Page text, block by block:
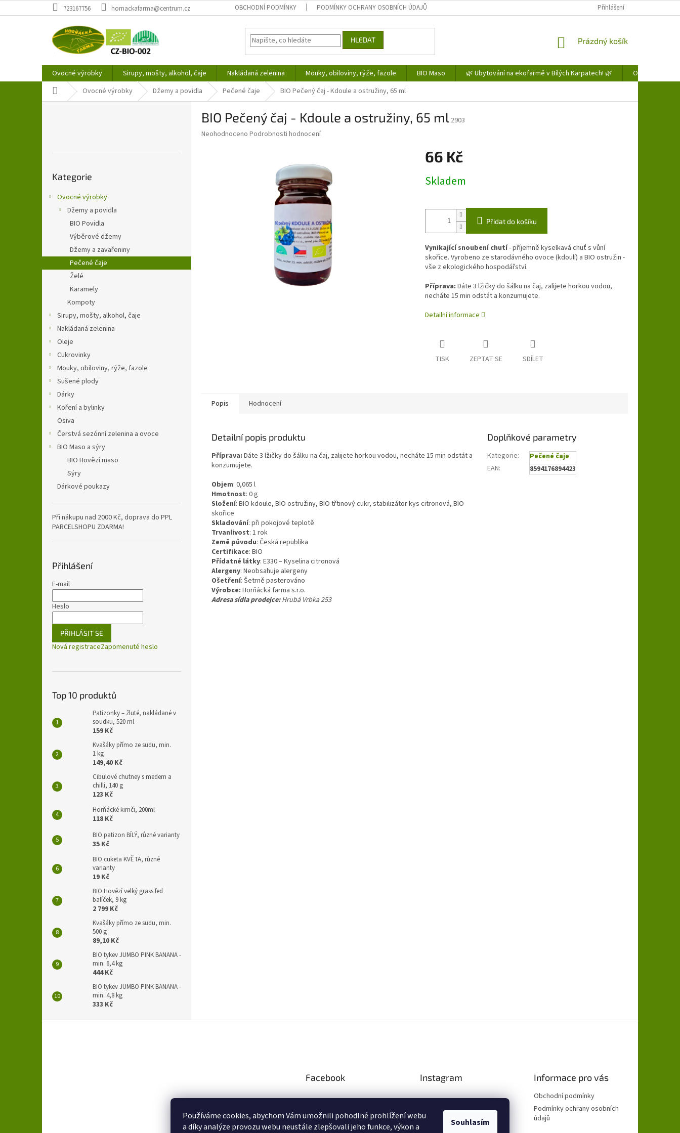
Používáme cookies, abychom Vám umožnili pohodlné prohlížení webu
a díky analýze provozu webu neustále zlepšovali jeho funkce, výkon a
Souhlasím
na
723167756 hornackafarma@centrum.cz OBCHODNÍ PODMÍNKY PODMÍNKY OCHRANY OSOBNÍCH ÚDAJŮ Přihlášení
HLEDAT
NÁKUPNÍ
Prázdný košík
Ovocné výrobky Sirupy, mošty, alkohol, čaje Nakládaná zelenina Mouky, obiloviny, rýže, fazole BIO Maso 🌿 Ubytování na ekofarmě v Bílých Karpatech! 🌿
Obchodní
Domů Ovocné výrobky Džemy a povidla Pečené čaje BIO Pečený čaj - Kdoule a ostružiny, 65 ml
kategorie
Kategorie
Ovocné výrobky
Džemy a povidla
BIO Povidla
Výběrové džemy
Džemy a zavařeniny
Pečené čaje
Želé
Karamely
Kompoty
Sirupy, mošty, alkohol, čaje
Nakládaná zelenina
Oleje
Cukrovinky
Mouky, obiloviny, rýže, fazole
Sušené plody
Dárky
Koření a bylinky
Osiva
Čerstvá sezónní zelenina a ovoce
BIO Maso a sýry
BIO Hovězí maso
Sýry
Dárkové poukazy
Při nákupu nad 2000 Kč, doprava do PPL
PARCELSHOPU ZDARMA!
Přihlášení
E-mail
Heslo
PŘIHLÁSIT SE
Nová registraceZapomenuté heslo
Top 10 produktů
Patizonky – žluté, nakládané v
soudku, 520 ml
159 Kč
Kvašáky přímo ze sudu, min.
1 kg
149,40 Kč
Cibulové chutney s medem a
chilli, 140 g
123 Kč
Horňácké kimči, 200ml
118 Kč
BIO patizon BÍLÝ, různé varianty
35 Kč
BIO cuketa KVĚTA, různé
varianty
19 Kč
BIO Hovězí velký grass fed
balíček, 9 kg
2 799 Kč
Kvašáky přímo ze sudu, min.
500 g
89,10 Kč
BIO tykev JUMBO PINK BANANA -
min. 6,4 kg
444 Kč
BIO tykev JUMBO PINK BANANA -
min. 4,8 kg
333 Kč
BIO Pečený čaj - Kdoule a ostružiny, 65 ml 2903
Průměrné
Neohodnoceno Podrobnosti hodnocení
66 Kč
cena:
Skladem
Přidat do košíku
Vynikající snoubení chutí- příjemně kyselkavá chuť s vůní
skořice. Vyrobeno ze starodávného ovoce (kdoulí) a BIO ostružin -
vše z ekologického hospodářství.
Příprava: Dáte 3 lžičky do šálku na čaj, zalijete horkou vodou,
necháte 15 min odstát a konzumujete.
Detailní informace
TISK ZEPTAT SE SDÍLET
Popis Hodnocení
Detailní popis produktu
Příprava: Dáte 3 lžičky do šálku na čaj, zalijete horkou vodou, necháte 15 min odstát a
konzumujete.
Objem: 0,065 l
Hmotnost: 0g
Složení: BIO kdoule, BIO ostružiny, BIO třtinový cukr, stabilizátor kys citronová, BIO
skořice
Skladování: při pokojové teplotě
Trvanlivost: 1 rok
Země původu: Česká republika
Certifikace: BIO
Přídatné látky: E330 – Kyselina citronová
Alergeny: Neobsahuje alergeny
Ošetření: Šetrně pasterováno
Výrobce: Horňácká farma s.r.o.
Adresa sídla prodejce:Hrubá Vrbka 253
Doplňkové parametry
Kategorie:
Pečené čaje
EAN: 8594176894423
Facebook Instagram Informace pro vás
Obchodní podmínky
Podmínky ochrany osobních
údajů